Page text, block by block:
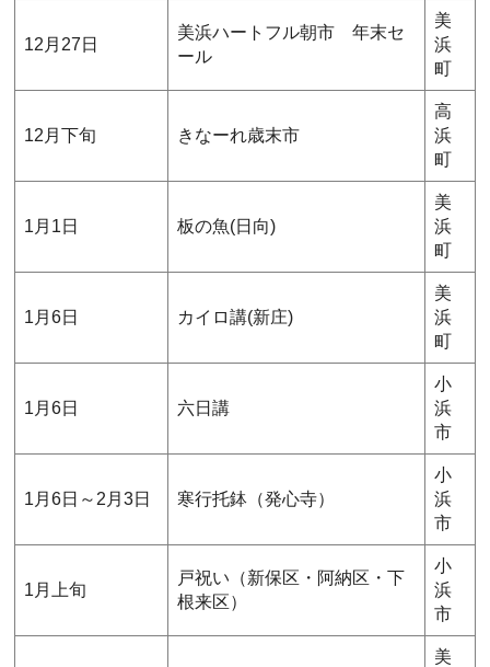
12月27日
美浜ハートフル朝市 年末セ
ール
美
浜
町
12月下旬 きなーれ歳末市
高
浜
町
1月1日 板の魚(日向)
美
浜
町
1月6日 カイロ講(新庄)
美
浜
町
1月6日 六日講
小
浜
市
1月6日～2月3日 寒行托鉢（発心寺）
小
浜
市
1月上旬
戸祝い（新保区・阿納区・下
根来区）
小
浜
市
美